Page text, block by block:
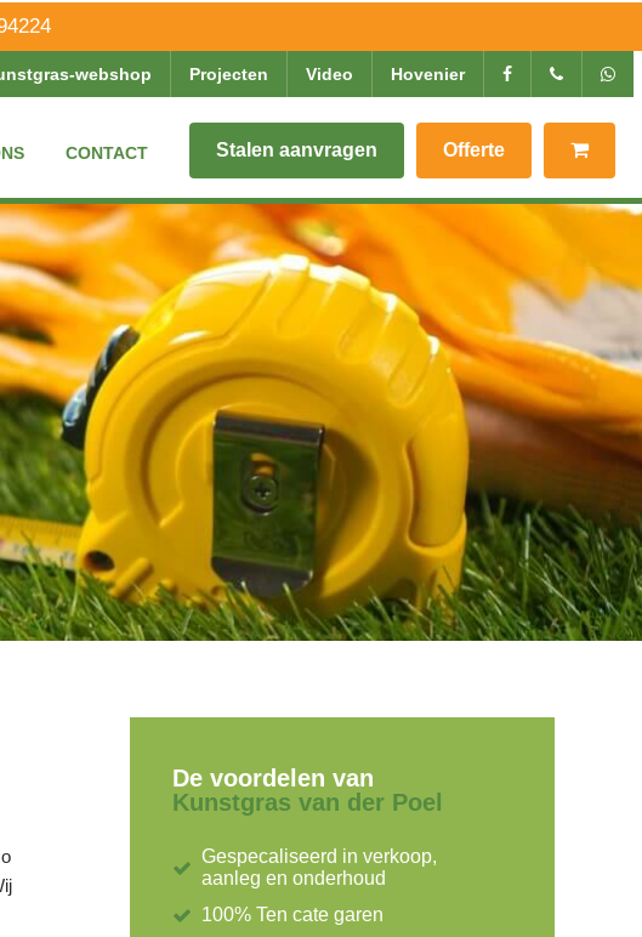
webshop Projecten Video Hovenier
CONTACT Stalen aanvragen Offerte
De voordelen van
Kunstgras van der Poel
Gespecaliseerd in verkoop,
aanleg en onderhoud
100% Ten cate garen